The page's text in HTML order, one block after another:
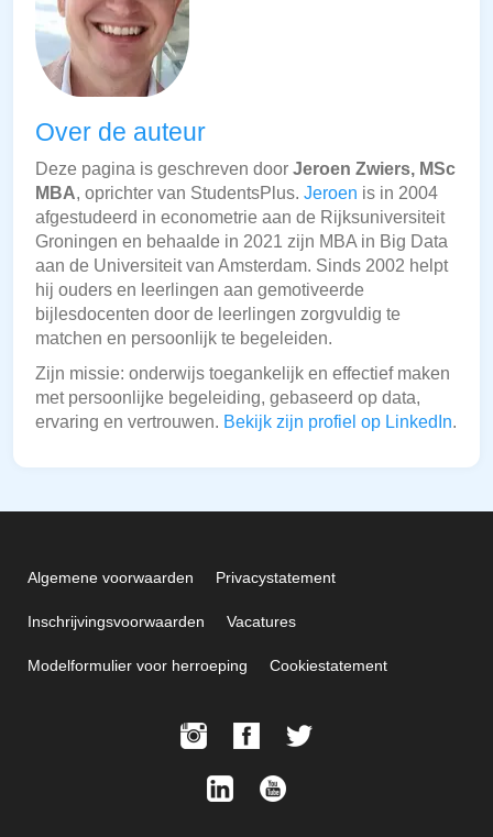
Over de auteur
Deze pagina is geschreven door Jeroen Zwiers, MSc
MBA, oprichter van StudentsPlus. Jeroen is in 2004
afgestudeerd in econometrie aan de Rijksuniversiteit
Groningen en behaalde in 2021 zijn MBA in Big Data
aan de Universiteit van Amsterdam. Sinds 2002 helpt
hij ouders en leerlingen aan gemotiveerde
bijlesdocenten door de leerlingen zorgvuldig te
matchen en persoonlijk te begeleiden.
Zijn missie: onderwijs toegankelijk en effectief maken
met persoonlijke begeleiding, gebaseerd op data,
ervaring en vertrouwen. Bekijk zijn profiel op LinkedIn.
Algemene voorwaarden Privacystatement
Inschrijvingsvoorwaarden Vacatures
Modelformulier voor herroeping Cookiestatement